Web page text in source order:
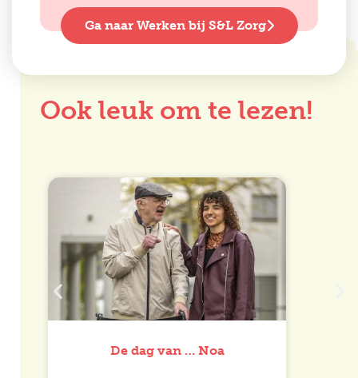
Ga naar Werken bij S&L Zorg
Ook leuk om te lezen!
De dag van … Noa